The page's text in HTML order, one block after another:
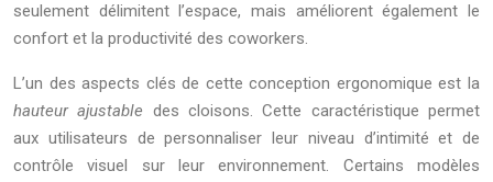
seulement délimitent l’espace, mais améliorent également le
confort et la productivité des coworkers.
L’un des aspects clés de cette conception ergonomique est la
hauteur ajustable des cloisons. Cette caractéristique permet
aux utilisateurs de personnaliser leur niveau d’intimité et de
contrôle visuel sur leur environnement. Certains modèles